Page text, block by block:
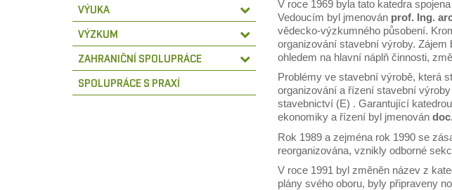
VÝUKA
VÝZKUM
ZAHRANIČNÍ SPOLUPRÁCE
SPOLUPRÁCE S PRAXÍ
V roce 1969 byla tato katedra
Vedoucím byl jmenován prof. Ing.
vědecko-výzkumného působení.
organizování stavební výroby.
ohledem na hlavní náplň činnosti,
Problémy ve stavební výrobě, která
organizování a řízení stavební
stavebnictví (E) . Garantující
ekonomiky a řízení byl jmenován
Rok 1989 a zejména rok 1990 se
reorganizována, vznikly odborné
V roce 1991 byl změněn název z
plány svého oboru, byly připraveny